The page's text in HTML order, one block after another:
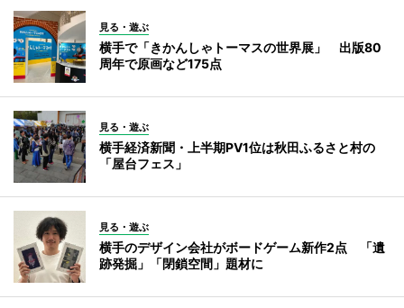
見る・遊ぶ
横手で「きかんしゃトーマスの世界展」 出版80
周年で原画など175点
見る・遊ぶ
横手経済新聞・上半期PV1位は秋田ふるさと村の
「屋台フェス」
見る・遊ぶ
横手のデザイン会社がボードゲーム新作2点 「遺
跡発掘」「閉鎖空間」題材に